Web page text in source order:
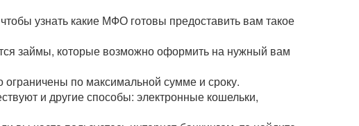
узнать какие МФО готовы предоставить вам такое
займы, которые возможно оформить на нужный вам
по максимальной сумме и сроку.
и другие способы: электронные кошельки,